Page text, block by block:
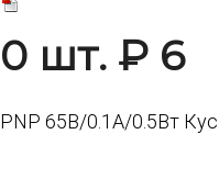
0 шт. ₽ 6
PNP 65В/0.1А/0.5Вт